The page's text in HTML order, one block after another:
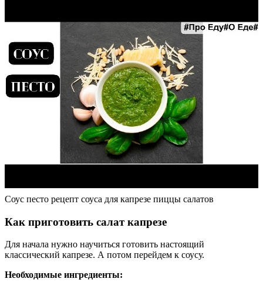
Соус песто рецепт соуса для капрезе пиццы салатов
Как приготовить салат капрезе
Для начала нужно научиться готовить настоящий
классический капрезе. А потом перейдем к соусу.
Необходимые ингредиенты: